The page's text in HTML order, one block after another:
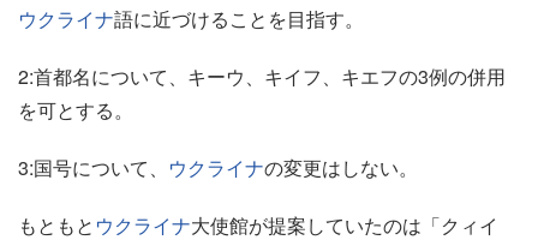
ウクライナ語に近づけることを目指す。
2:首都名について、キーウ、キイフ、キエフの3例の併用
を可とする。
3:国号について、 ウクライナの変更はしない。
もともと ウクライナ大使館が提案していたのは「クィイ